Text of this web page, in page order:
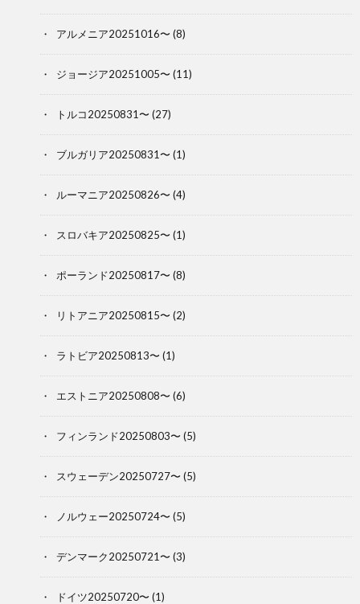
アルメニア20251016〜 (8)
ジョージア20251005〜 (11)
トルコ20250831〜 (27)
ブルガリア20250831〜 (1)
ルーマニア20250826〜 (4)
スロバキア20250825〜 (1)
ポーランド20250817〜 (8)
リトアニア20250815〜 (2)
ラトビア20250813〜 (1)
エストニア20250808〜 (6)
フィンランド20250803〜 (5)
スウェーデン20250727〜 (5)
ノルウェー20250724〜 (5)
デンマーク20250721〜 (3)
ドイツ20250720〜 (1)